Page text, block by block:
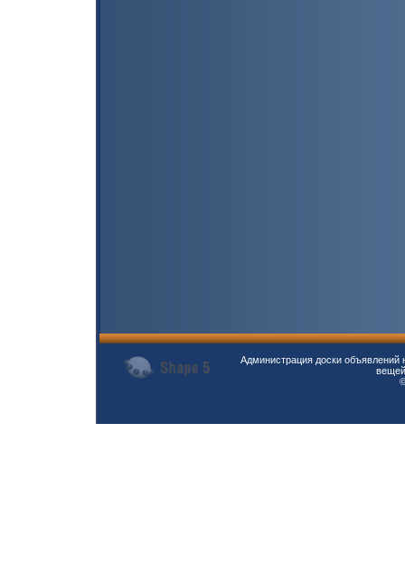
Администрация доски объявлений